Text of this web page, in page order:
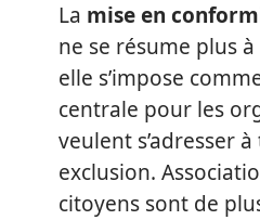
La mise en
ne se résume plus
elle s’impose
centrale pour les
veulent s’adresser
exclusion.
citoyens sont de